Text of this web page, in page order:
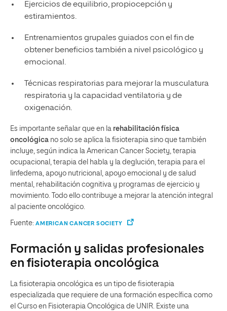
Ejercicios de equilibrio, propiocepción y
estiramientos.
Entrenamientos grupales guiados con el fin de
obtener beneficios también a nivel psicológico y
emocional.
Técnicas respiratorias para mejorar la musculatura
respiratoria y la capacidad ventilatoria y de
oxigenación.
Es importante señalar que en la rehabilitación física
oncológica no solo se aplica la fisioterapia sino que también
incluye, según indica la American Cancer Society, terapia
ocupacional, terapia del habla y la deglución, terapia para el
linfedema, apoyo nutricional, apoyo emocional y de salud
mental, rehabilitación cognitiva y programas de ejercicio y
movimiento. Todo ello contribuye a mejorar la atención integral
al paciente oncológico.
Fuente: AMERICAN CANCER SOCIETY
Formación y salidas profesionales
en fisioterapia oncológica
La fisioterapia oncológica es un tipo de fisioterapia
especializada que requiere de una formación específica como
el Curso en Fisioterapia Oncológica de UNIR. Existe una